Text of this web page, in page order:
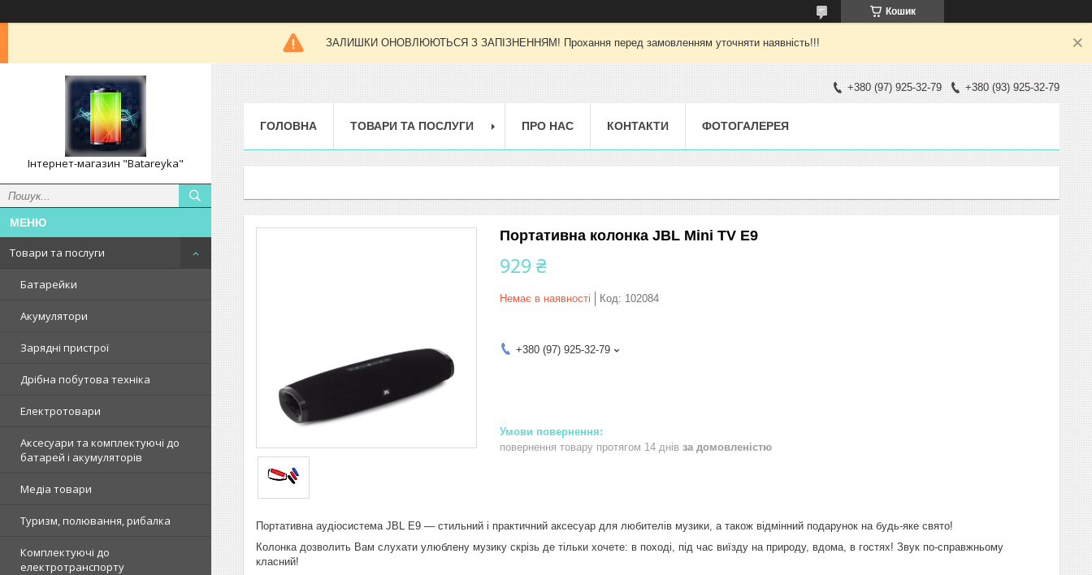
Кошик
ЗАЛИШКИ ОНОВЛЮЮТЬСЯ З ЗАПІЗНЕННЯМ! Прохання перед замовленням уточняти наявність!!!
Інтернет-магазин "Batareyka"
Товари та послуги
Батарейки
Акумулятори
Зарядні пристрої
Дрібна побутова техніка
Електротовари
Аксесуари та комплектуючі до
батарей і акумуляторів
Медіа товари
Туризм, полювання, рибалка
Комплектуючі до
електротранспорту
+380 (97) 925-32-79 +380 (93) 925-32-79
ГОЛОВНА ТОВАРИ ТА ПОСЛУГИ ПРО НАС КОНТАКТИ ФОТОГАЛЕРЕЯ
Портативна колонка JBL Mini TV E9
929 ₴
Немає в наявності Код: 102084
+380 (97) 925-32-79
повернення товару протягом 14 днів за домовленістю
Портативна аудіосистема JBL E9 — стильний і практичний аксесуар для любителів музики, а також відмінний подарунок на будь-яке свято!
Колонка дозволить Вам слухати улюблену музику скрізь де тільки хочете: в поході, під час виїзду на природу, вдома, в гостях! Звук по-справжньому
класний!